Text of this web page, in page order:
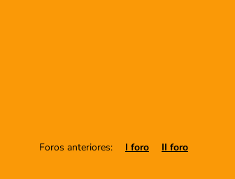
Foros anteriores: I foro II foro